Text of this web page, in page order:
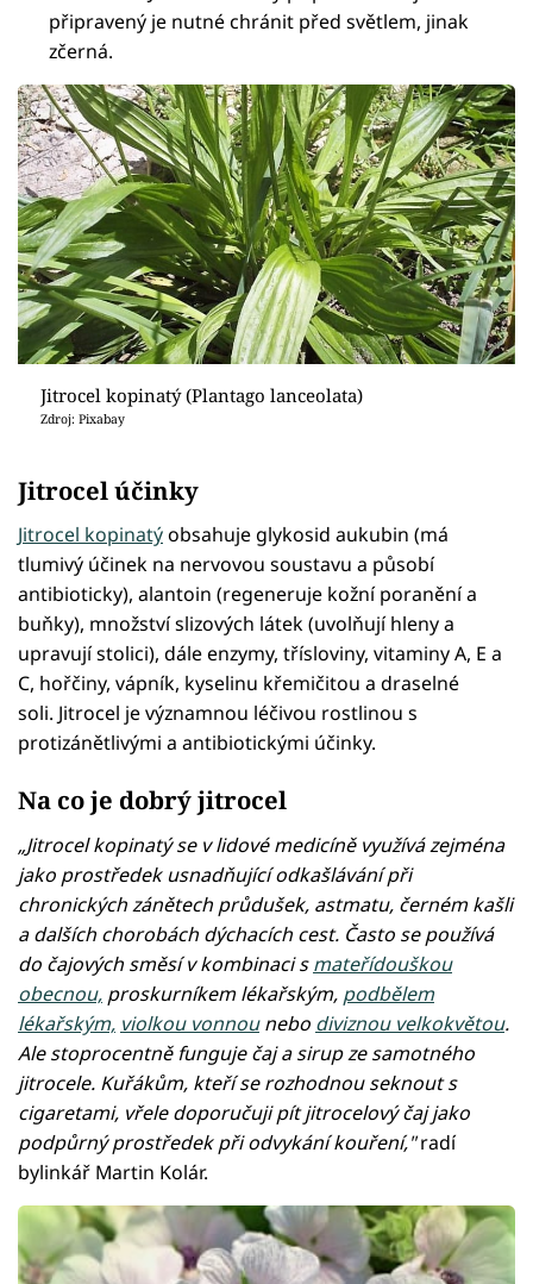
připravený je nutné chránit před světlem, jinak
zčerná.
Jitrocel kopinatý (Plantago lanceolata)
Zdroj: Pixabay
Jitrocel účinky
Jitrocel kopinatýobsahuje glykosid aukubin (má
tlumivý účinek na nervovou soustavu a působí
antibioticky), alantoin (regeneruje kožní poranění a
buňky), množství slizových látek (uvolňují hleny a
upravují stolici), dále enzymy, třísloviny, vitaminy A, E a
C, hořčiny, vápník, kyselinu křemičitou a draselné
soli. Jitrocel je významnou léčivou rostlinou s
protizánětlivými a antibiotickými účinky.
Na co je dobrý jitrocel
„Jitrocel kopinatý se v lidové medicíně využívá zejména
jako prostředek usnadňující odkašlávání při
chronických zánětech průdušek, astmatu, černém kašli
a dalších chorobách dýchacích cest. Často se používá
do čajových směsí v kombinaci smateřídouškou
obecnou, proskurníkem lékařským, podbělem
lékařským, violkou vonnounebo diviznou velkokvětou.
Ale stoprocentně funguje čaj a sirup ze samotného
jitrocele. Kuřákům, kteří se rozhodnou seknout s
cigaretami, vřele doporučuji pít jitrocelový čaj jako
podpůrný prostředek při odvykání kouření,"radí
bylinkář Martin Kolár.